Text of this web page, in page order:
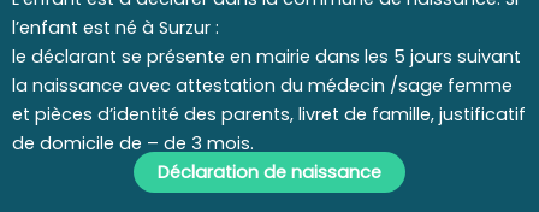
l’enfant est né à Surzur :
le déclarant se présente en mairie dans les 5 jours suivant
la naissance avec attestation du médecin /sage femme
et pièces d’identité des parents, livret de famille, justificatif
de domicile de – de 3 mois.
Déclaration de naissance